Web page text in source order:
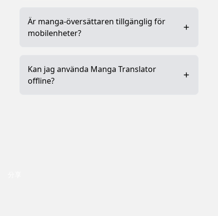
Är manga-översättaren tillgänglig för
mobilenheter?
Kan jag använda Manga Translator
offline?